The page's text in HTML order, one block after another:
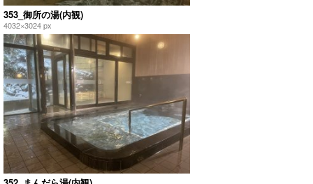
353_御所の湯(内観)
4032×3024 px